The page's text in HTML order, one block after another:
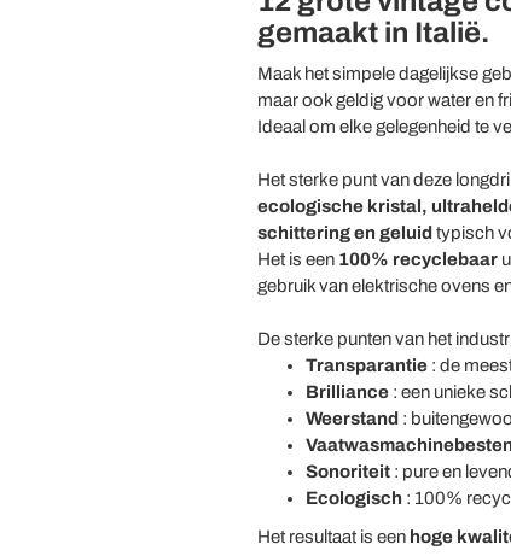
gemaakt in Italië.
Maak het simpele dagelijkse
maar ook geldig voor water en
Ideaal om elke gelegenheid te
Het sterke punt van deze
ecologische kristal,
schittering en geluid typisch
Het is een 100% recyclebaar
gebruik van elektrische ovens
De sterke punten van het
Transparantie: de
Brilliance: een unieke
Weerstand :
Sonoriteit: pure en
Ecologisch : 100%
Het resultaat is een hoge